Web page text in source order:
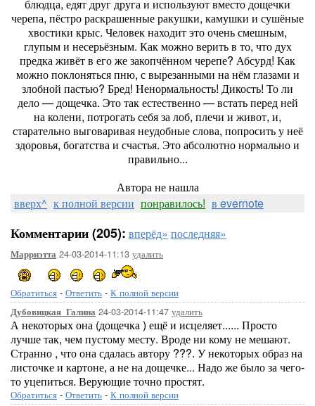
блюдца, едят друг друга и используют вместо дощечки
черепа, пёстро раскрашенные ракушки, камушки и сушёные
хвостики крыс. Человек находит это очень смешным,
глупым и несерьёзным. Как можно верить в то, что дух
предка живёт в его же закопчённом черепе? Абсурд! Как
можно поклоняться пню, с вырезанными на нём глазами и
злобной пастью? Бред! Ненормальность! Дикость! То ли
дело — дощечка. Это так естественно — встать перед ней
на колени, потрогать себя за лоб, плечи и живот, и,
старательно выговаривая неудобные слова, попросить у неё
здоровья, богатства и счастья. Это абсолютно нормально и
правильно...
Автора не нашла
вверх^ к полной версии понравилось! в evernote
Комментарии (205): вперёд» последняя»
Марриэтта 24-03-2014-11:13 удалить
Обратиться - Ответить - К полной версии
Дубовицкая_Галина 24-03-2014-11:47 удалить
А некоторых она (дощечка ) ещё и исцеляет...... Просто
лучше так, чем пустому месту. Вроде ни кому не мешают.
Странно , что она сдалась автору ???. У некоторых образ на
листочке и картоне, а не на дощечке... Надо же было за чего-
то уцепиться. Верующие точно простят.
Обратиться - Ответить - К полной версии